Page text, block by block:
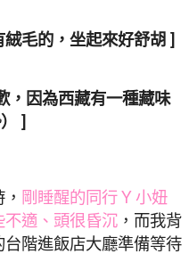
毛的，坐起來好舒胡 ]
，因為西藏有一種藏味
]
剛睡醒的同行 Y 小妞
適、頭很昏沉 ，而我背
台階進飯店大廳準備等待